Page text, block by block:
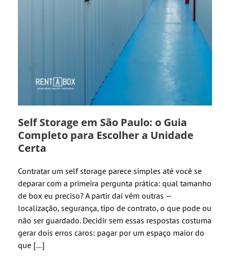
Self Storage em São Paulo: o Guia
Completo para Escolher a Unidade
Certa
Contratar um self storage parece simples até você se
deparar com a primeira pergunta prática: qual tamanho
de box eu preciso? A partir daí vêm outras —
localização, segurança, tipo de contrato, o que pode ou
não ser guardado. Decidir sem essas respostas costuma
gerar dois erros caros: pagar por um espaço maior do
que […]